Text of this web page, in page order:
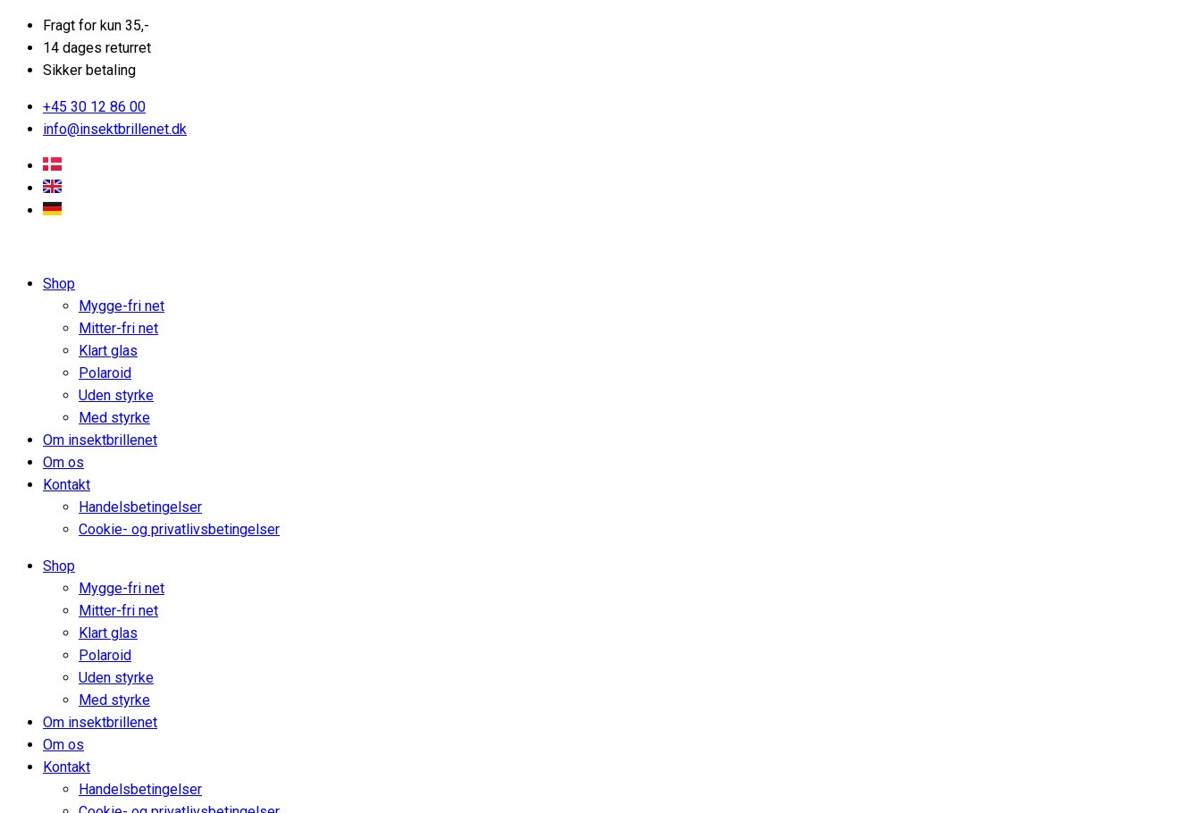
Fragt for kun 35,-
14 dages returret
Sikker betaling
+45 30 12 86 00
info@insektbrillenet.dk
Shop
Mygge-fri net
Mitter-fri net
Klart glas
Polaroid
Uden styrke
Med styrke
Om insektbrillenet
Om os
Kontakt
Handelsbetingelser
Cookie- og privatlivsbetingelser
Shop
Mygge-fri net
Mitter-fri net
Klart glas
Polaroid
Uden styrke
Med styrke
Om insektbrillenet
Om os
Kontakt
Handelsbetingelser